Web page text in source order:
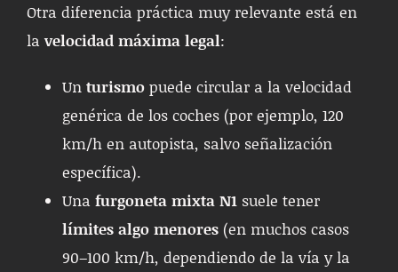
Otra diferencia práctica muy relevante está en
lavelocidad máxima legal:
Un turismo puede circular a la velocidad
genérica de los coches (por ejemplo, 120
km/h en autopista, salvo señalización
específica).
Una furgoneta mixta N1 suele tener
límites algo menores (en muchos casos
90–100 km/h, dependiendo de la vía y la